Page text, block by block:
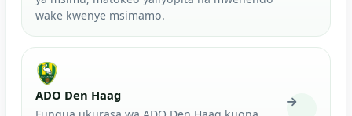
wake kwenye msimamo.
ADO Den Haag